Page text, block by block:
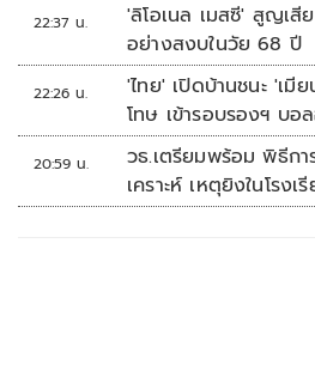
22:37 น.
'ลิโอเนล เมสซี' สูญเ
อย่างสงบในวัย 68 ปี
22:26 น.
'ไทย' เปิดบ้านชนะ 'เ
โทษ เข้ารอบรองฯ บอ
20:59 น.
วธ.เตรียมพร้อม พิธีกา
เคราะห์ เหตุยิงในโรงเ